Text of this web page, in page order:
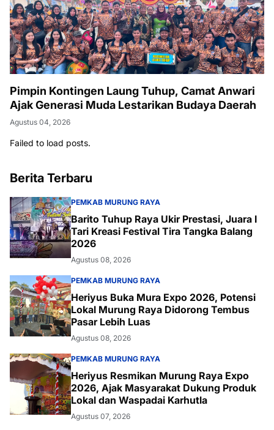
Pimpin Kontingen Laung Tuhup, Camat Anwari
Ajak Generasi Muda Lestarikan Budaya Daerah
Agustus 04, 2026
Failed to load posts.
Berita Terbaru
PEMKAB MURUNG RAYA
Barito Tuhup Raya Ukir Prestasi, Juara I
Tari Kreasi Festival Tira Tangka Balang
2026
Agustus 08, 2026
PEMKAB MURUNG RAYA
Heriyus Buka Mura Expo 2026, Potensi
Lokal Murung Raya Didorong Tembus
Pasar Lebih Luas
Agustus 08, 2026
PEMKAB MURUNG RAYA
Heriyus Resmikan Murung Raya Expo
2026, Ajak Masyarakat Dukung Produk
Lokal dan Waspadai Karhutla
Agustus 07, 2026